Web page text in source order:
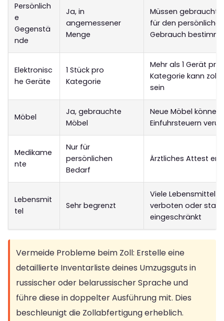
Persönlich
e
Gegenstä
nde
Ja, in
angemessener
Menge
Müssen gebraucht
für den persönlichen
Gebrauch bestimmt
Elektronisc
he Geräte
1 Stück pro
Kategorie
Mehr als 1 Gerät pro
Kategorie kann
sein
Möbel
Ja, gebrauchte
Möbel
Neue Möbel können
Einfuhrsteuern
Medikame
nte
Nur für
persönlichen
Bedarf
Ärztliches Attest
Lebensmit
tel
Sehr begrenzt
Viele Lebensmittel
verboten oder stark
eingeschränkt
Vermeide Probleme beim Zoll: Erstelle eine
detaillierte Inventarliste deines Umzugsguts in
russischer oder belarussischer Sprache und
führe diese in doppelter Ausführung mit. Dies
beschleunigt die Zollabfertigung erheblich.